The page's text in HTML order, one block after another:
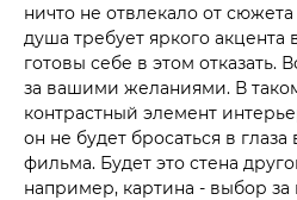
ничто не отвлекало от
душа требует яркого
готовы себе в этом отказать.
за вашими желаниями. В
контрастный элемент
он не будет бросаться в
фильма. Будет это стена
например, картина - выбор за